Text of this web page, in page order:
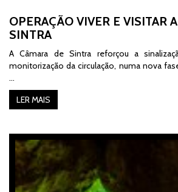
OPERAÇÃO VIVER E VISITAR
SINTRA
A Câmara de Sintra reforçou a
monitorização da circulação, numa nova
…
LER MAIS